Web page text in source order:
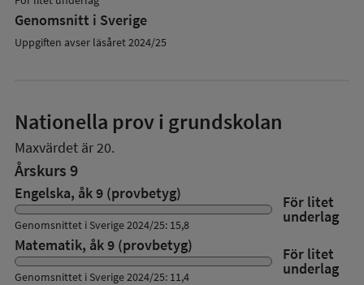
Genomsnitt i Sverige
Uppgiften avser läsåret 2024/25
Nationella prov i grundskolan
Maxvärdet är 20.
Årskurs 9
Engelska, åk 9 (provbetyg) För litet
underlag
Genomsnittet i Sverige 2024/25: 15,8
Matematik, åk 9 (provbetyg) För litet
underlag
Genomsnittet i Sverige 2024/25: 11,4